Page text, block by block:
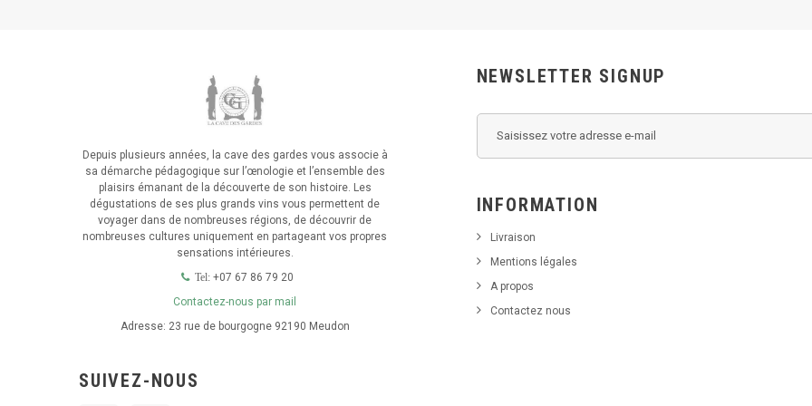
Depuis plusieurs années, la cave des gardes vous associe à
sa démarche pédagogique sur l’œnologie et l’ensemble des
plaisirs émanant de la découverte de son histoire. Les
dégustations de ses plus grands vins vous permettent de
voyager dans de nombreuses régions, de découvrir de
nombreuses cultures uniquement en partageant vos propres
sensations intérieures.
Tel:+07 67 86 79 20
Contactez-nous par mail
Adresse: 23 rue de bourgogne 92190 Meudon
SUIVEZ-NOUS
NEWSLETTER SIGNUP
INFORMATION
Livraison
Mentions légales
A propos
Contactez nous